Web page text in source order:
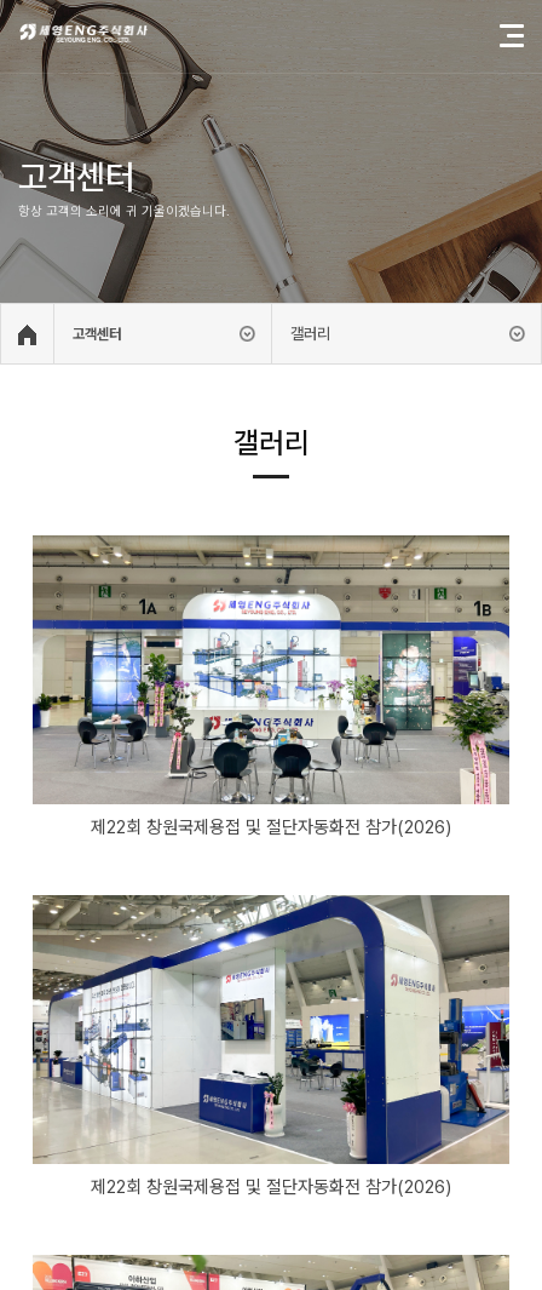
고객센터
항상 고객의 소리에 귀 기울이겠습니다.
고객센터 갤러리
갤러리
제22회 창원국제용접 및 절단자동화전 참가(2026)
제22회 창원국제용접 및 절단자동화전 참가(2026)